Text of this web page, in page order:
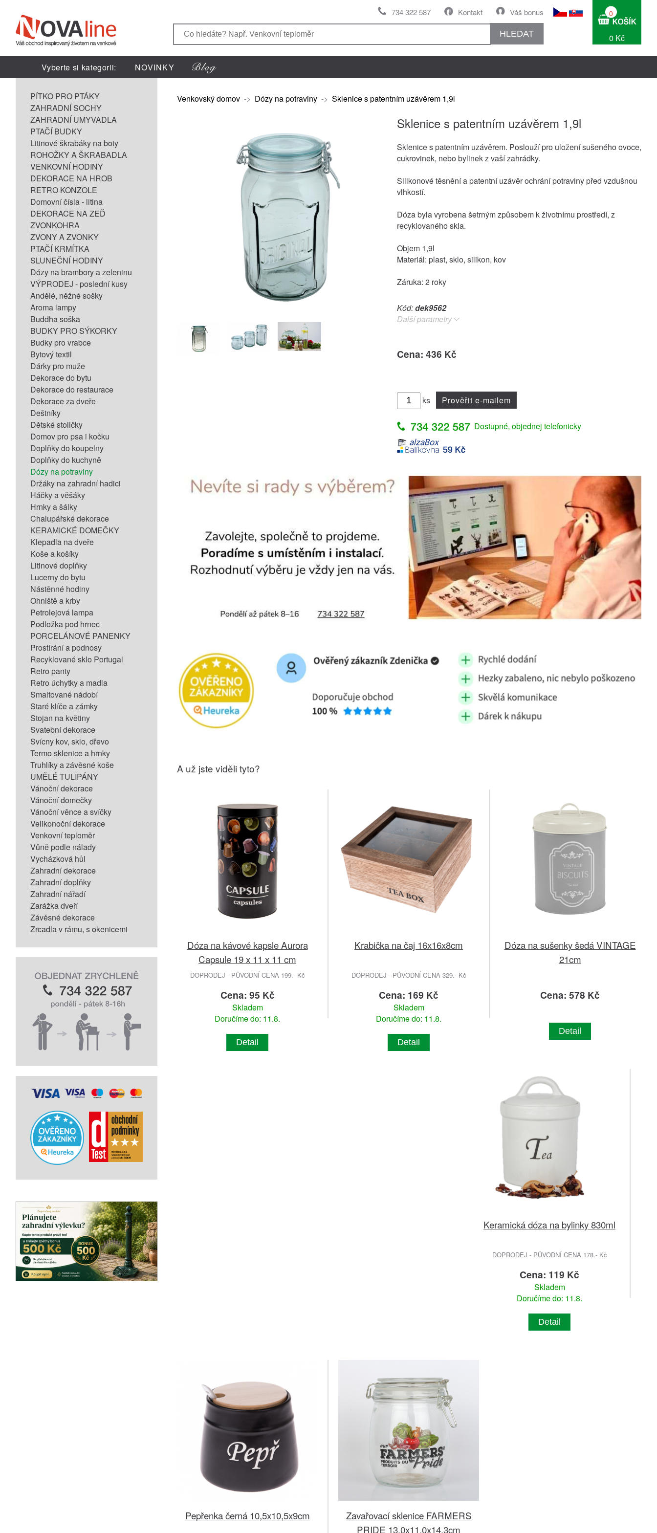
Váš bonus
Kontakt
734 322 587
HLEDAT
0
0 Kč
Vyberte si kategorii: NOVINKY
PÍTKO PRO PTÁKY
ZAHRADNÍ SOCHY
ZAHRADNÍ UMYVADLA
PTAČÍ BUDKY
Litinové škrabáky na boty
ROHOŽKY A ŠKRABADLA
VENKOVNÍ HODINY
DEKORACE NA HROB
RETRO KONZOLE
Domovní čísla - litina
DEKORACE NA ZEĎ
ZVONKOHRA
ZVONY A ZVONKY
PTAČÍ KRMÍTKA
SLUNEČNÍ HODINY
Dózy na brambory a zeleninu
VÝPRODEJ - poslední kusy
Andělé, něžné sošky
Aroma lampy
Buddha soška
BUDKY PRO SÝKORKY
Budky pro vrabce
Bytový textil
Dárky pro muže
Dekorace do bytu
Dekorace do restaurace
Dekorace za dveře
Deštníky
Dětské stoličky
Domov pro psa i kočku
Doplňky do koupelny
Doplňky do kuchyně
Dózy na potraviny
Držáky na zahradní hadici
Háčky a věšáky
Hrnky a šálky
Chalupářské dekorace
KERAMICKÉ DOMEČKY
Klepadla na dveře
Koše a košíky
Litinové doplňky
Lucerny do bytu
Nástěnné hodiny
Ohniště a krby
Petrolejová lampa
Podložka pod hrnec
PORCELÁNOVÉ PANENKY
Prostírání a podnosy
Recyklované sklo Portugal
Retro panty
Retro úchytky a madla
Smaltované nádobí
Staré klíče a zámky
Stojan na květiny
Svatební dekorace
Svícny kov, sklo, dřevo
Termo sklenice a hrnky
Truhlíky a závěsné koše
UMĚLÉ TULIPÁNY
Vánoční dekorace
Vánoční domečky
Vánoční věnce a svíčky
Velikonoční dekorace
Venkovní teploměr
Vůně podle nálady
Vycházková hůl
Zahradní dekorace
Zahradní doplňky
Zahradní nářadí
Zarážka dveří
Závěsné dekorace
Zrcadla v rámu, s okenicemi
Venkovský domov -> Dózy na potraviny -> Sklenice s patentním uzávěrem 1,9l
Sklenice s patentním uzávěrem 1,9l
Sklenice s patentním uzávěrem. Poslouží pro uložení sušeného ovoce,
cukrovinek, nebo bylinek z vaší zahrádky.
Silikonové těsnění a patentní uzávěr ochrání potraviny před vzdušnou
vlhkostí.
Dóza byla vyrobena šetrným způsobem k životnímu prostředí, z
recyklovaného skla.
Objem 1,9l
Materiál: plast, sklo, silikon, kov
Záruka: 2 roky
Kód:dek9562
Další parametry
Cena: 436 Kč
ks Prověřit e-mailem
Dostupné, objednej telefonicky
A už jste viděli tyto?
Dóza na kávové kapsle Aurora
Capsule 19 x 11 x 11 cm
DOPRODEJ - PŮVODNÍ CENA 199.- Kč
Cena: 95 Kč
Skladem
Doručíme do: 11.8.
Detail
Krabička na čaj 16x16x8cm
DOPRODEJ - PŮVODNÍ CENA 329.- Kč
Cena: 169 Kč
Skladem
Doručíme do: 11.8.
Detail
Dóza na sušenky šedá VINTAGE
21cm
Cena: 578 Kč
Detail
Keramická dóza na bylinky 830ml
DOPRODEJ - PŮVODNÍ CENA 178.- Kč
Cena: 119 Kč
Skladem
Doručíme do: 11.8.
Detail
Pepřenka černá 10,5x10,5x9cm
Zavařovací sklenice FARMERS
PRIDE 13,0x11,0x14,3cm